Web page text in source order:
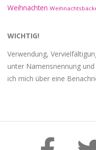
Weihnachten
WICHTIG!
Verwendung,
unter Namensnennung
ich mich über eine